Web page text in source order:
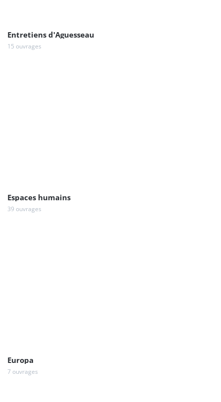
Entretiens d'Aguesseau
15 ouvrages
Espaces humains
39 ouvrages
Europa
7 ouvrages